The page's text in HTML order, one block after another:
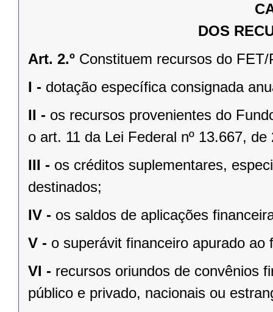
DOS
Art. 2.º Constituem recursos do FET/
I - dotação específica consignada
II - os recursos provenientes do
o art. 11 da Lei Federal nº 13.667, de
III - os créditos suplementares,
destinados;
IV - os saldos de aplicações
V - o superávit financeiro apurado ao
VI - recursos oriundos de convênios
público e privado, nacionais ou